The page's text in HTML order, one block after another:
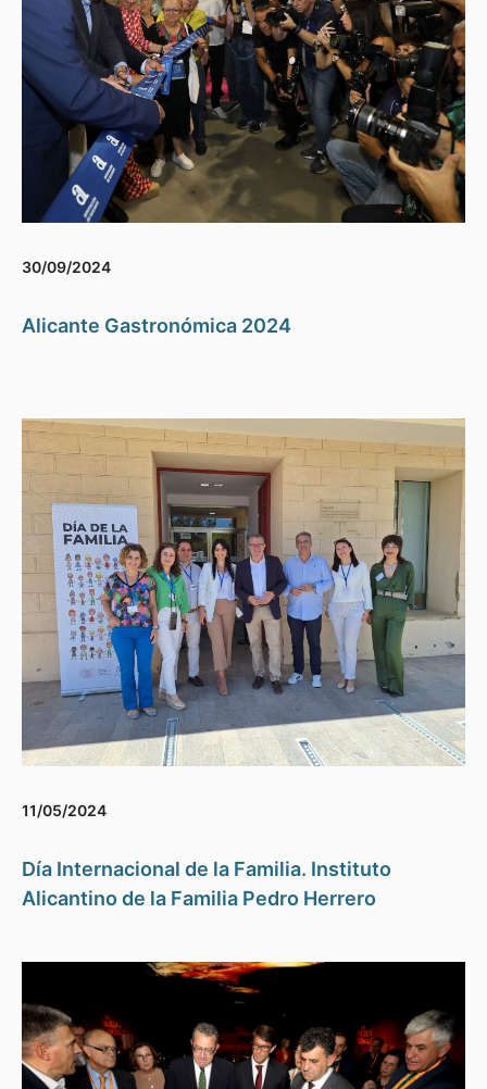
30/09/2024
Alicante Gastronómica 2024
11/05/2024
Día Internacional de la Familia. Instituto
Alicantino de la Familia Pedro Herrero